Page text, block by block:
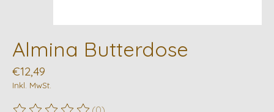
Almina Butterdose
€12,49
Inkl. MwSt.